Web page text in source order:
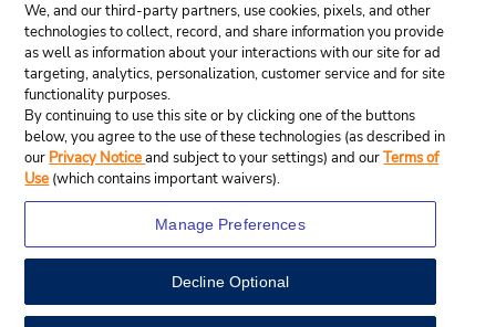
View Map
© Budget Rent A Car System, Inc., 2025.
We, and our third-party partners, use cookies, pixels, and other
technologies to collect, record, and share information you provide
as well as information about your interactions with our site for ad
targeting, analytics, personalization, customer service and for site
functionality purposes.
By continuing to use this site or by clicking one of the buttons
below, you agree to the use of these technologies (as described in
our Privacy Noticeand subject to your settings) and ourTerms of
Use (which contains important waivers).
Manage Preferences
Decline Optional